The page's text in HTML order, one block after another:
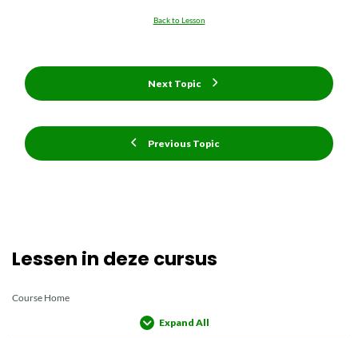
Previous Topic
Back to Lesson
Next Topic
Lessen in deze cursus
Course Home
Expand All